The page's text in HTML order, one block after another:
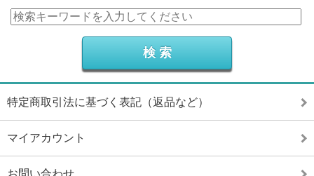
特定商取引法に基づく表記（返品など）
マイアカウント